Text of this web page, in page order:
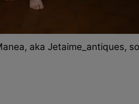
aka Jetaime_antiques,